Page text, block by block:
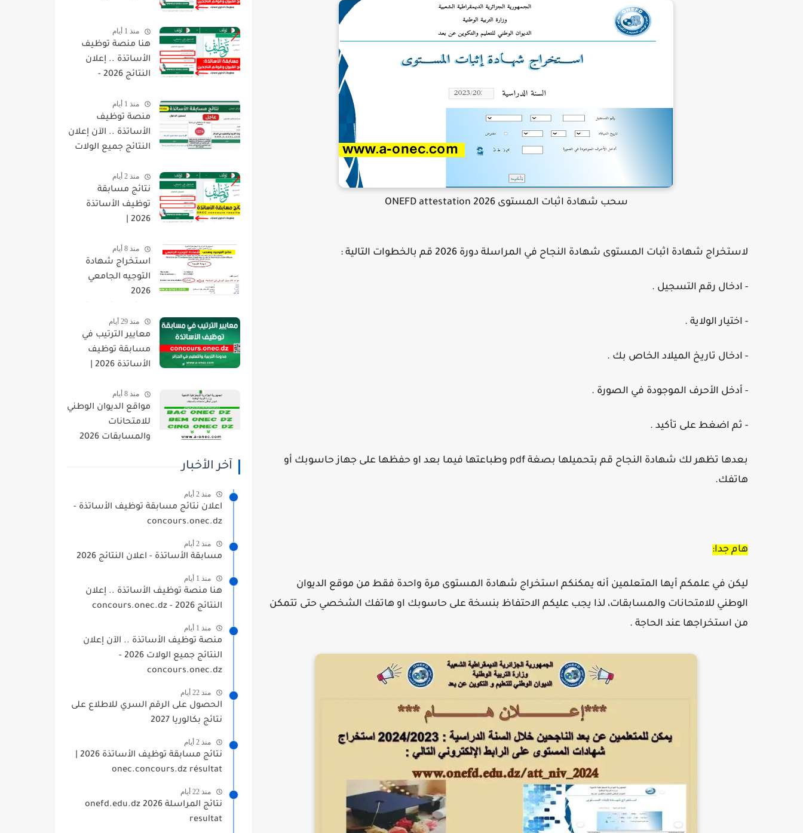
سحب شهادة اثبات المستوى 2026 ONEFD attestation
لاستخراج شهادة اثبات المستوى شهادة النجاح في المراسلة دورة 2026 قم بالخطوات التالية :
- ادخال رقم التسجيل .
- اختيار الولاية .
- ادخال تاريخ الميلاد الخاص بك .
- أدخل الأحرف الموجودة في الصورة .
- ثم اضغط على تأكيد .
بعدها تظهر لك شهادة النجاح قم بتحميلها بصغة pdf وطباعتها فيما بعد او حفظها على جهاز حاسوبك أو
هاتفك.
هام جدا:
ليكن في علمكم أيها المتعلمين أنه يمكنكم استخراج شهادة المستوى مرة واحدة فقط من موقع الديوان
الوطني للامتحانات والمسابقات، لذا يجب عليكم الاحتفاظ بنسخة على حاسوبك او هاتفك الشخصي حتى تتمكن
من استخراجها عند الحاجة .
منذ 1 أيام
هنا منصة توظيف
الأساتذة .. إعلان
النتائج 2026 -
منذ 1 أيام
منصة توظيف
الأساتذة .. الآن إعلان
النتائج جميع الولات
concours.onec.dz
منذ 2 أيام
نتائج مسابقة
توظيف الأساتذة
résultat
منذ 8 أيام
استخراج شهادة
التوجيه الجامعي
2026
منذ 29 أيام
معايير الترتيب في
مسابقة توظيف
منذ 8 أيام
مواقع الديوان الوطني
للامتحانات
والمسابقات 2026
آخر الأخبار
منذ 2 أيام
اعلان نتائج مسابقة توظيف الأساتذة -
concours.onec.dz
منذ 2 أيام
مسابقة الأساتذة - اعلان النتائج 2026
منذ 1 أيام
هنا منصة توظيف الأساتذة .. إعلان
النتائج 2026 - concours.onec.dz
منذ 1 أيام
منصة توظيف الأساتذة .. الآن إعلان
النتائج جميع الولات 2026 -
concours.onec.dz
منذ 22 أيام
الحصول على الرقم السري للاطلاع على
نتائج بكالوريا 2027
منذ 2 أيام
onec.concours.dz résultat
منذ 22 أيام
نتائج المراسلة 2026 onefd.edu.dz
resultat